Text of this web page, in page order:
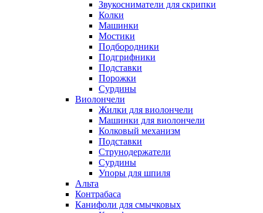
Звукосниматели для скрипки
Колки
Машинки
Мостики
Подбородники
Подгрифники
Подставки
Порожки
Сурдины
Виолончели
Жилки для виолончели
Машинки для виолончели
Колковый механизм
Подставки
Струнодержатели
Сурдины
Упоры для шпиля
Альта
Контрабаса
Канифоли для смычковых